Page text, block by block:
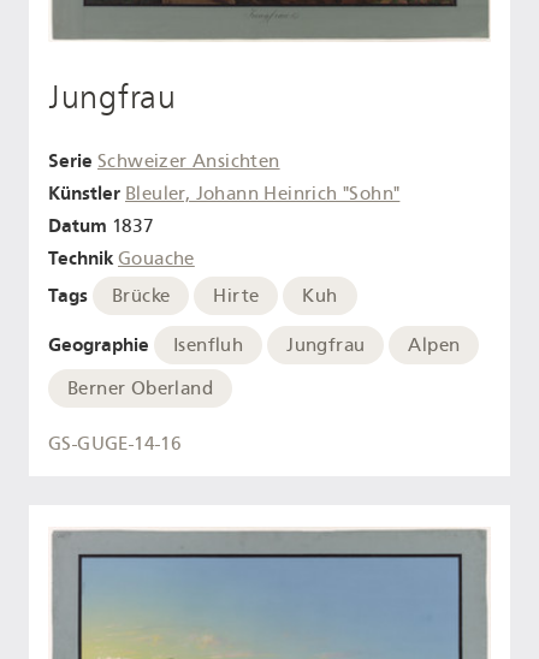
Jungfrau
Serie Schweizer Ansichten
Künstler Bleuler, Johann Heinrich "Sohn"
Datum 1837
Technik Gouache
Tags Brücke Hirte Kuh
Geographie Isenfluh Jungfrau
Alpen
Berner Oberland
GS-GUGE-14-16